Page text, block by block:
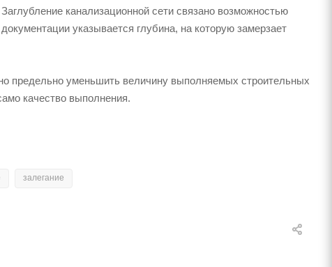
канализационной сети связано возможностью
указывается глубина, на которую замерзает
предельно уменьшить величину выполняемых строительных
качество выполнения.
залегание